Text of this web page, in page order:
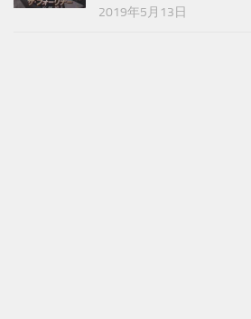
2019年5月13日